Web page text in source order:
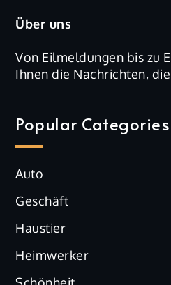
Über uns
Von Eilmeldungen bis zu
Ihnen die Nachrichten,
Popular Categories
Auto
Geschäft
Haustier
Heimwerker